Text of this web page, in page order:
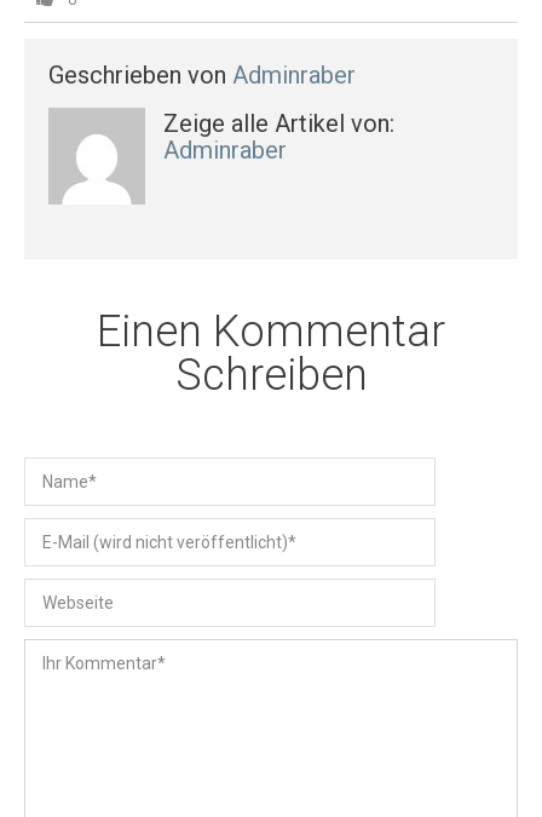
Geschrieben von Adminraber
Zeige alle Artikel von:
Adminraber
Einen Kommentar
Schreiben